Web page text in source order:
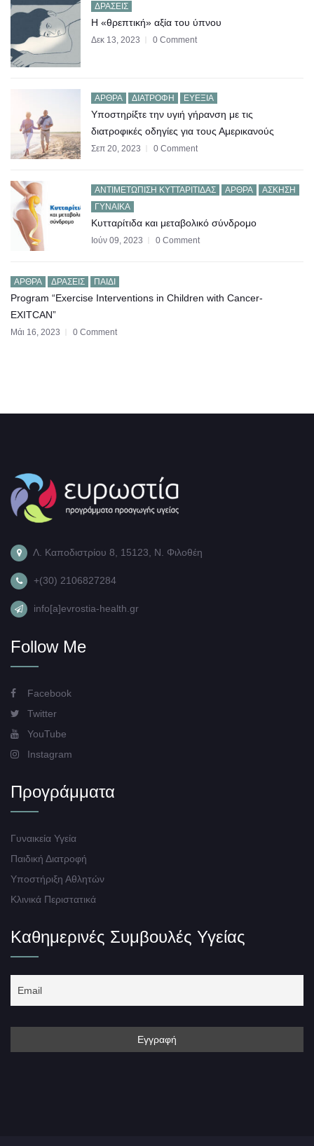
ΔΡΆΣΕΙΣ
Η «θρεπτική» αξία του ύπνου
Δεκ 13, 2023 0 Comment
ΆΡΘΡΑ ΔΙΑΤΡΟΦΉ ΕΥΕΞΊΑ
Υποστηρίξτε την υγιή γήρανση με τις
διατροφικές οδηγίες για τους Αμερικανούς
Σεπ 20, 2023 0 Comment
AΝΤΙΜΕΤΏΠΙΣΗ ΚΥΤΤΑΡΊΤΙΔΑΣ ΆΡΘΡΑ
ΆΣΚΗΣΗ
ΓΥΝΑΊΚΑ
Κυτταρίτιδα και μεταβολικό σύνδρομο
Ιούν 09, 2023 0 Comment
ΆΡΘΡΑ ΔΡΆΣΕΙΣ ΠΑΙΔΊ
Program “Exercise Interventions in Children with Cancer-
EXITCAN”
Μάι 16, 2023 0 Comment
Λ. Καποδιστρίου 8, 15123, Ν. Φιλοθέη
+(30) 2106827284
info[a]evrostia-health.gr
Follow Me
Facebook
Twitter
YouTube
Instagram
Προγράμματα
Γυναικεία Υγεία
Παιδική Διατροφή
Υποστήριξη Αθλητών
Κλινικά Περιστατικά
Καθημερινές Συμβουλές Υγείας